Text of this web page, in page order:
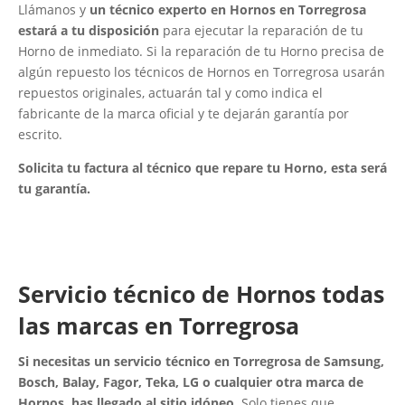
Llámanos y un técnico experto en Hornos en Torregrosa
estará a tu disposición para ejecutar la reparación de tu
Horno de inmediato. Si la reparación de tu Horno precisa de
algún repuesto los técnicos de Hornos en Torregrosa usarán
repuestos originales, actuarán tal y como indica el
fabricante de la marca oficial y te dejarán garantía por
escrito.
Solicita tu factura al técnico que repare tu Horno, esta será
tu garantía.
Servicio técnico de Hornos todas
las marcas en Torregrosa
Si necesitas un servicio técnico en Torregrosa de Samsung,
Bosch, Balay, Fagor, Teka, LG o cualquier otra marca de